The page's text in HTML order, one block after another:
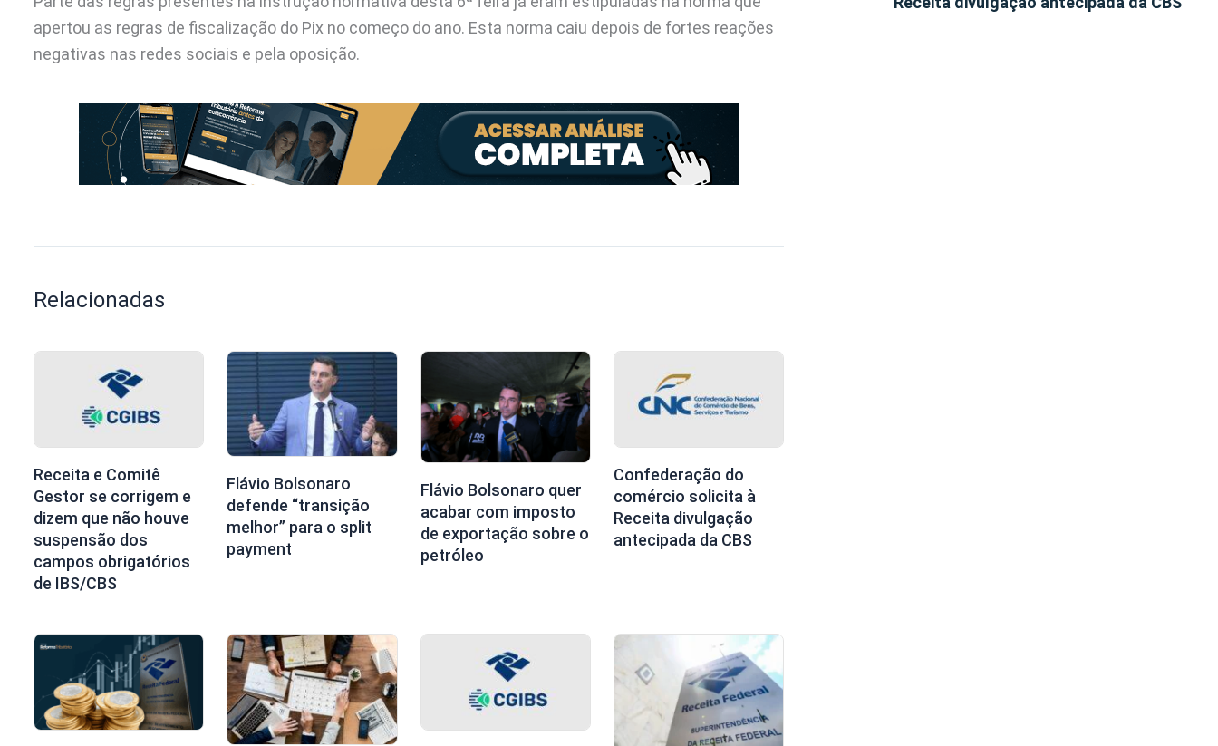
apertou as regras de fiscalização do Pix no começo do ano. Esta norma caiu depois de fortes reações
negativas nas redes sociais e pela oposição.
Relacionadas
Receita e Comitê
Gestor se corrigem e
dizem que não houve
suspensão dos
campos obrigatórios
de IBS/CBS
Flávio Bolsonaro
defende “transição
melhor” para o split
payment
Flávio Bolsonaro quer
acabar com imposto
de exportação sobre o
petróleo
Confederação do
comércio solicita à
Receita divulgação
antecipada da CBS